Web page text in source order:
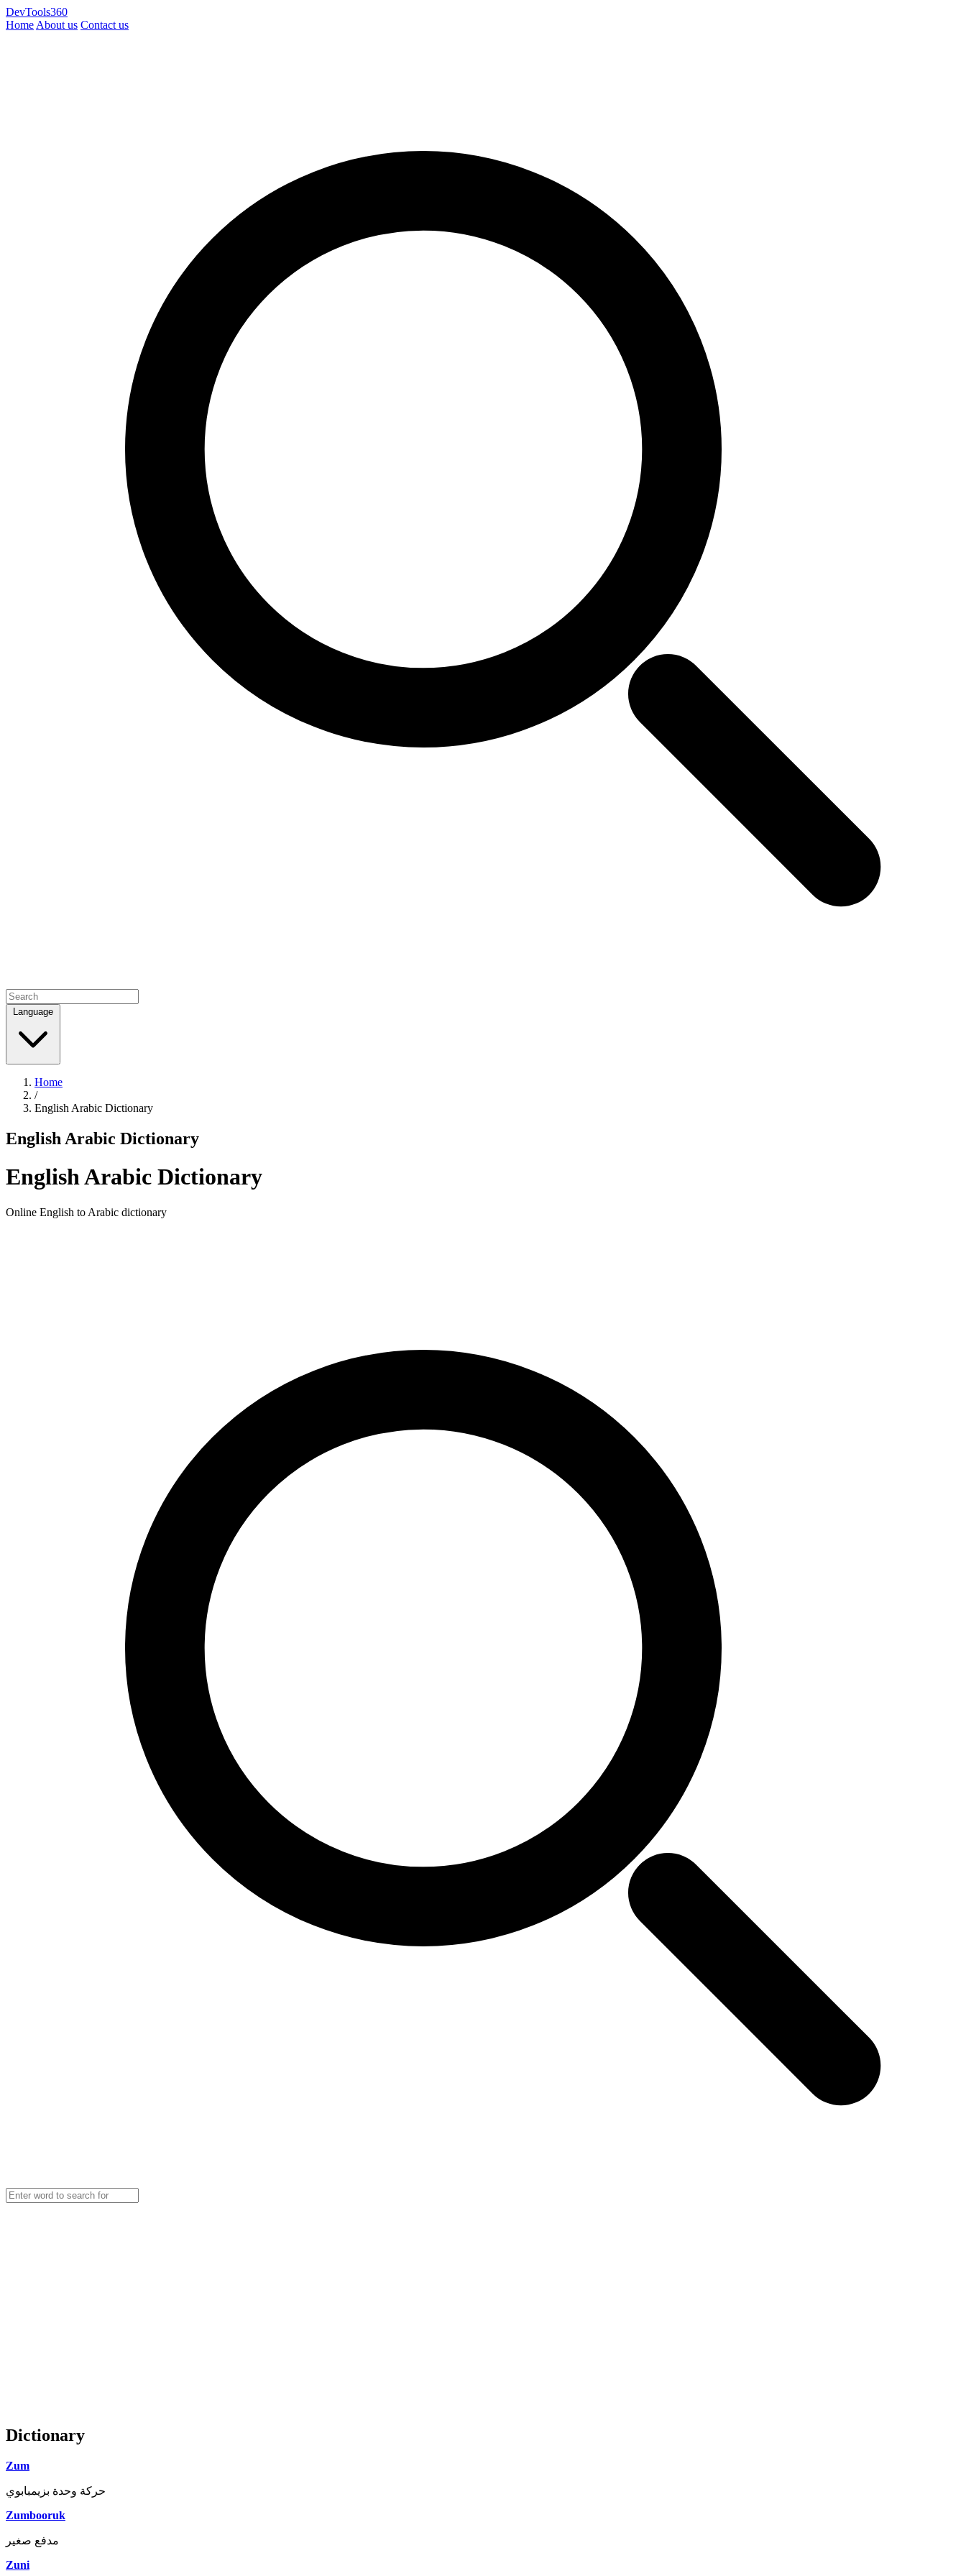
DevTools360
Home About us Contact us
Language
Home
/
English Arabic Dictionary
English Arabic Dictionary
English Arabic Dictionary
Online English to Arabic dictionary
Dictionary
Zum
حركة وحدة بزيمبابوي
Zumbooruk
مدفع صغير
Zuni